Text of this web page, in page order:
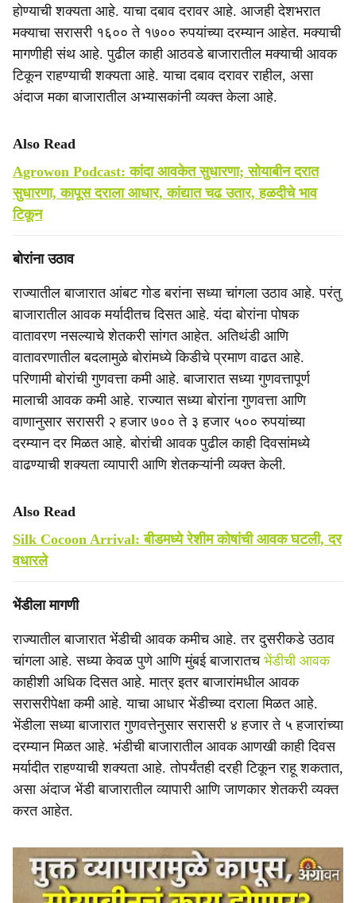
होण्याची शक्यता आहे. याचा दबाव दरावर आहे. आजही देशभरात
मक्याचा सरासरी १६०० ते १७०० रुपयांच्या दरम्यान आहेत. मक्याची
मागणीही संथ आहे. पुढील काही आठवडे बाजारातील मक्याची आवक
टिकून राहण्याची शक्यता आहे. याचा दबाव दरावर राहील, असा
अंदाज मका बाजारातील अभ्यासकांनी व्यक्त केला आहे.
Also Read
Agrowon Podcast: कांदा आवकेत सुधारणा; सोयाबीन दरात
सुधारणा, कापूस दराला आधार, कांद्यात चढ उतार, हळदीचे भाव
टिकून
बोरांना उठाव
राज्यातील बाजारात आंबट गोड बरांना सध्या चांगला उठाव आहे. परंतु
बाजारातील आवक मर्यादीतच दिसत आहे. यंदा बोरांना पोषक
वातावरण नसल्याचे शेतकरी सांगत आहेत. अतिथंडी आणि
वातावरणातील बदलामुळे बोरांमध्ये किडीचे प्रमाण वाढत आहे.
परिणामी बोरांची गुणवत्ता कमी आहे. बाजारात सध्या गुणवत्तापूर्ण
मालाची आवक कमी आहे. राज्यात सध्या बोरांना गुणवत्ता आणि
वाणानुसार सरासरी २ हजार ७०० ते ३ हजार ५०० रुपयांच्या
दरम्यान दर मिळत आहे. बोरांची आवक पुढील काही दिवसांमध्ये
वाढण्याची शक्यता व्यापारी आणि शेतकऱ्यांनी व्यक्त केली.
Also Read
Silk Cocoon Arrival: बीडमध्ये रेशीम कोषांची आवक घटली, दर
वधारले
भेंडीला मागणी
राज्यातील बाजारात भेंंडीची आवक कमीच आहे. तर दुसरीकडे उठाव
चांगला आहे. सध्या केवळ पुणे आणि मुंबई बाजारातच भेंडीची आवक
काहीशी अधिक दिसत आहे. मात्र इतर बाजारांमधील आवक
सरासरीपेक्षा कमी आहे. याचा आधार भेंडीच्या दराला मिळत आहे.
भेंडीला सध्या बाजारात गुणवत्तेनुसार सरासरी ४ हजार ते ५ हजारांच्या
दरम्यान मिळत आहे. भंडीची बाजारातील आवक आणखी काही दिवस
मर्यादीत राहण्याची शक्यता आहे. तोपर्यंतही दरही टिकून राहू शकतात,
असा अंदाज भेंडी बाजारातील व्यापारी आणि जाणकार शेतकरी व्यक्त
करत आहेत.